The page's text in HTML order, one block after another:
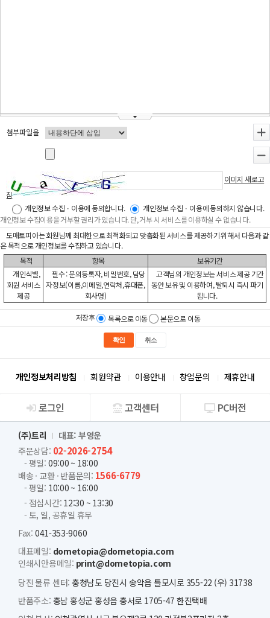
첨부파일을
이미지 새로고
침
개인정보 수집ㆍ이용에 동의합니다.
개인정보 수집ㆍ이용에 동의하지 않습니다.
개인정보 수집이용을 거부할 권리가 있습니다. 단, 거부 시 서비스를 이용하실 수 없습니다.
도매토피아는 회원님께 최대한으로 최적화되고 맞춤화된 서비스를 제공하기 위해서 다음과 같
은 목적으로 개인정보를 수집하고 있습니다.
목적
항목
보유기간
개인식별,
회원 서비스
제공
필수 : 문의등록자, 비밀번호, 담당
자정보(이름,이메일,연락처,휴대폰,
회사명)
고객님의 개인정보는 서비스 제공 기간
동안 보유 및 이용하여, 탈퇴시 즉시 파기
됩니다.
저장후 목록으로 이동 본문으로 이동
확인 취소
개인정보처리방침 회원약관 이용안내 창업문의 제휴안내
회사소개
로그인 고객센터 PC버전
(주)트리
대표: 부영운
주문상담: 02-2026-2754
- 평일: 09:00 ~ 18:00
배송 · 교환 · 반품문의: 1566-6779
- 평일: 10:00 ~ 16:00
- 점심시간: 12:30 ~ 13:30
- 토, 일, 공휴일 휴무
Fax: 041-353-9060
대표메일: dometopia@dometopia.com
인쇄시안용메일: print@dometopia.com
당진 물류 센터: 충청남도 당진시 송악읍 틀모시로 355-22 (우) 31738
반품주소: 충남 홍성군 홍성읍 충서로 1705-47 한진택배